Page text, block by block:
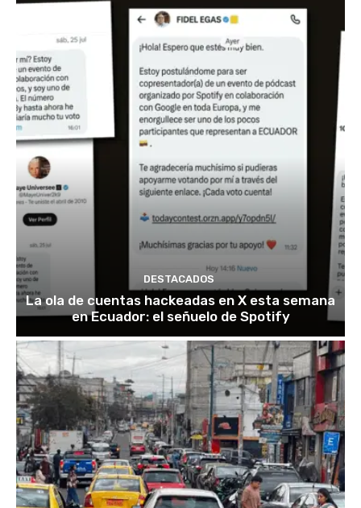
DESTACADOS
La ola de cuentas hackeadas en X esta semana
en Ecuador: el señuelo de Spotify